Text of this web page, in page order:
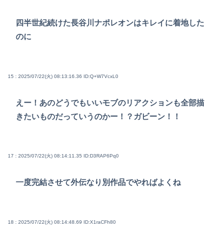
四半世紀続けた長谷川ナポレオンはキレイに着地した
のに
15 : 2025/07/22(火) 08:13:16.36 ID:Q+W7VcxL0
えー！あのどうでもいいモブのリアクションも全部描
きたいものだっていうのかー！？ガビーン！！
17 : 2025/07/22(火) 08:14:11.35 ID:D3RAP6Pq0
一度完結させて外伝なり別作品でやればよくね
18 : 2025/07/22(火) 08:14:48.69 ID:X1raCFh80